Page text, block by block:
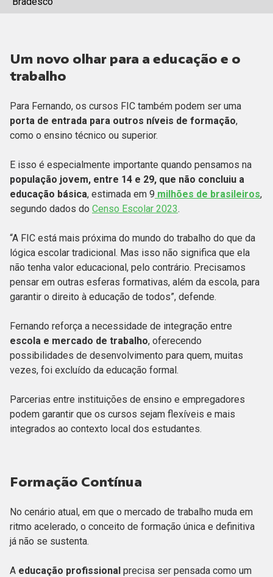
Um novo olhar para a educação e o
trabalho
Para Fernando, os cursos FIC também podem ser uma
porta de entrada para outros níveis de formação,
como o ensino técnico ou superior.
E isso é especialmente importante quando pensamos na
população jovem, entre 14 e 29, que não concluiu a
educação básica, estimada em 9 milhões de brasileiros,
segundo dados do Censo Escolar 2023.
“A FIC está mais próxima do mundo do trabalho do que da
lógica escolar tradicional. Mas isso não significa que ela
não tenha valor educacional, pelo contrário. Precisamos
pensar em outras esferas formativas, além da escola, para
garantir o direito à educação de todos”, defende.
Fernando reforça a necessidade de integração entre
escola e mercado de trabalho, oferecendo
possibilidades de desenvolvimento para quem, muitas
vezes, foi excluído da educação formal.
Parcerias entre instituições de ensino e empregadores
podem garantir que os cursos sejam flexíveis e mais
integrados ao contexto local dos estudantes.
Formação Contínua
No cenário atual, em que o mercado de trabalho muda em
ritmo acelerado, o conceito de formação única e definitiva
já não se sustenta.
A educação profissional precisa ser pensada como um